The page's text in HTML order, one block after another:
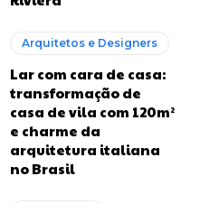
Arquitetos e Designers
Lar com cara de casa:
transformação de
casa de vila com 120m²
e charme da
arquitetura italiana
no Brasil